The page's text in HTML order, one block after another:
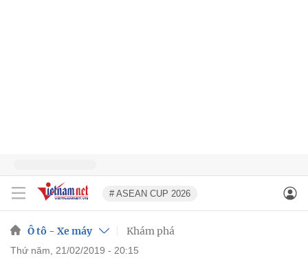
# ASEAN CUP 2026
Ô tô - Xe máy Khám phá
thứ năm, 21/02/2019 - 20:15